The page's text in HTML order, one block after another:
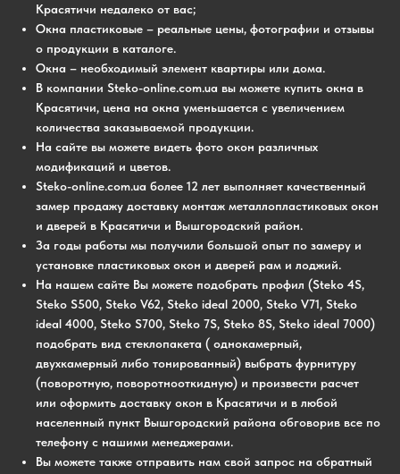
Красятичи недалеко от вас;
Окна пластиковые – реальные цены, фотографии и отзывы
о продукции в каталоге.
Окна – необходимый элемент квартиры или дома.
В компании Steko-online.com.ua вы можете купить окна в
Красятичи, цена на окна уменьшается с увеличением
количества заказываемой продукции.
На сайте вы можете видеть фото окон различных
модификаций и цветов.
Steko-online.com.ua более 12 лет выполняет качественный
замер продажу доставку монтаж металлопластиковых окон
и дверей в Красятичи и Вышгородский район.
За годы работы мы получили большой опыт по замеру и
установке пластиковых окон и дверей рам и лоджий.
На нашем сайте Вы можете подобрать профил (Steko 4S,
Steko S500, Steko V62, Steko ideal 2000, Steko V71, Steko
ideal 4000, Steko S700, Steko 7S, Steko 8S, Steko ideal 7000)
подобрать вид стеклопакета ( однокамерный,
двухкамерный либо тонированный) выбрать фурнитуру
(поворотную, поворотнооткидную) и произвести расчет
или оформить доставку окон в Красятичи и в любой
населенный пункт Вышгородский района обговорив все по
телефону с нашими менеджерами.
Вы можете также отправить нам свой запрос на обратный